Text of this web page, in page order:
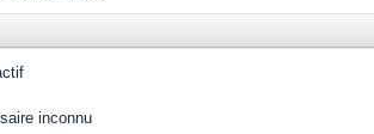
inconnu